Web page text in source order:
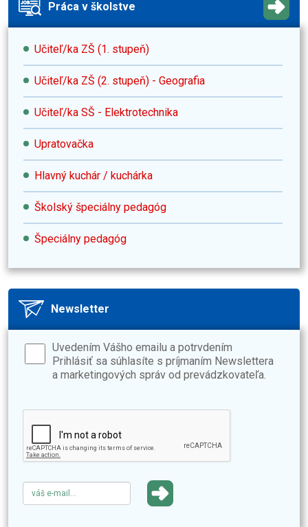
Práca v školstve
Učiteľ/ka ZŠ (1. stupeň)
Učiteľ/ka ZŠ (2. stupeň) - Geografia
Učiteľ/ka SŠ - Elektrotechnika
Upratovačka
Hlavný kuchár / kuchárka
Školský špeciálny pedagóg
Špeciálny pedagóg
Newsletter
Uvedením Vášho emailu a potrvdením
Prihlásiť sa súhlasíte s príjmaním Newslettera
a marketingových správ od prevádzkovateľa.